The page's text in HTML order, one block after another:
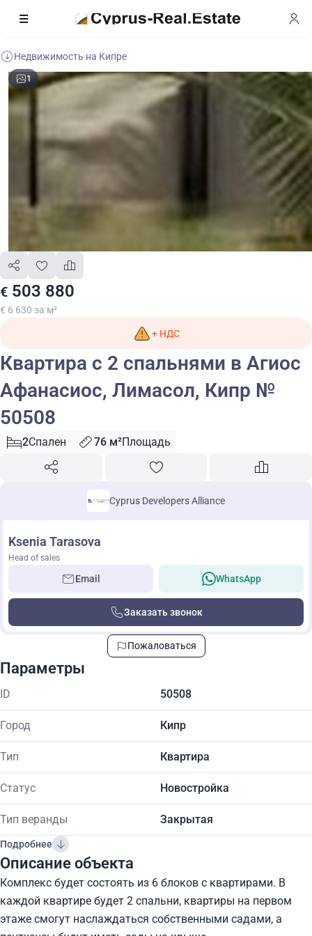
Недвижимость на Кипре
1
€ 503 880
€ 6 630 за м²
+ НДС
Квартира с 2 спальнями в Агиос
Афанасиос, Лимасол, Кипр №
50508
2Спален 76 м²Площадь
Cyprus Developers Alliance
Ksenia Tarasova
Head of sales
Email WhatsApp
Заказать звонок
Пожаловаться
Параметры
ID 50508
Город Кипр
Тип Квартира
Статус Новостройка
Тип веранды Закрытая
Подробнее
Описание объекта
Комплекс будет состоять из 6 блоков с квартирами. В
каждой квартире будет 2 спальни, квартиры на первом
этаже смогут наслаждаться собственными садами, а